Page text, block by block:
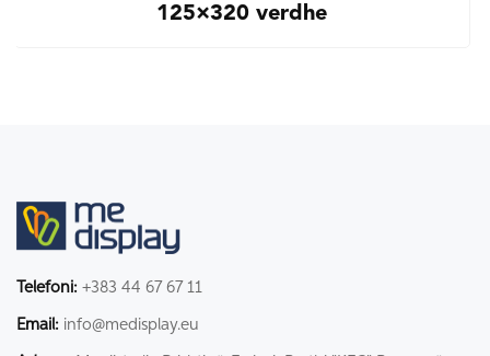
125×320 verdhe
Telefoni: +383 44 67 67 11
Email: info@medisplay.eu